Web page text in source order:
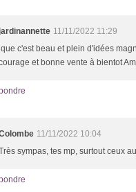
11/11/2022 11:29
que c'est beau et plein d'idées
et bonne vente à bientot
11/11/2022 10:04
sympas, tes mp, surtout ceux